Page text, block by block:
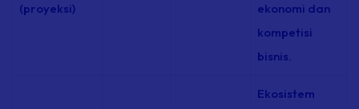
(proyeksi)
ekonomi dan
kompetisi
bisnis.
Ekosistem